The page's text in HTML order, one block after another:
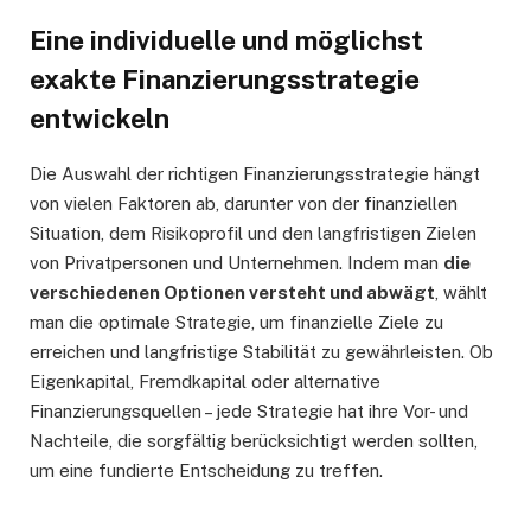
Eine individuelle und möglichst
exakte Finanzierungsstrategie
entwickeln
Die Auswahl der richtigen Finanzierungsstrategie hängt
von vielen Faktoren ab, darunter von der finanziellen
Situation, dem Risikoprofil und den langfristigen Zielen
von Privatpersonen und Unternehmen. Indem man die
verschiedenen Optionen versteht und abwägt , wählt
man die optimale Strategie, um finanzielle Ziele zu
erreichen und langfristige Stabilität zu gewährleisten. Ob
Eigenkapital, Fremdkapital oder alternative
Finanzierungsquellen – jede Strategie hat ihre Vor- und
Nachteile, die sorgfältig berücksichtigt werden sollten,
um eine fundierte Entscheidung zu treffen.